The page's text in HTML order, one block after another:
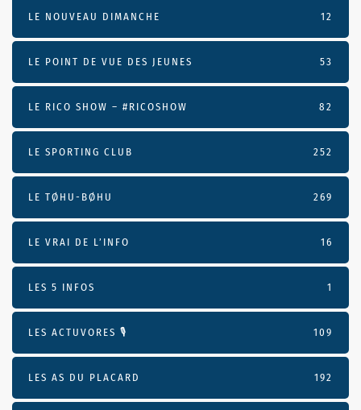
LE NOUVEAU DIMANCHE 12
LE POINT DE VUE DES JEUNES 53
LE RICO SHOW – #RICOSHOW 82
LE SPORTING CLUB 252
LE TØHU-BØHU 269
LE VRAI DE L’INFO 16
LES 5 INFOS 1
LES ACTUVORES 🎙 109
LES AS DU PLACARD 192